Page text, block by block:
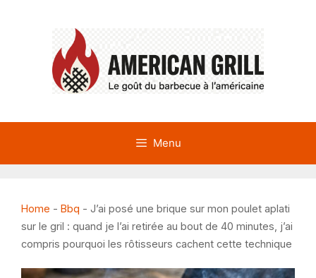
Menu
Home - Bbq - J’ai posé une brique sur mon poulet aplati
sur le gril : quand je l’ai retirée au bout de 40 minutes, j’ai
compris pourquoi les rôtisseurs cachent cette technique